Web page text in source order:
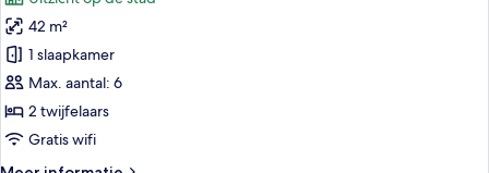
baai
voor
Superior
kamer,
niet-
roken,
uitzicht
42 m²
1 slaapkamer
Max. aantal: 6
2 twijfelaars
Gratis wifi